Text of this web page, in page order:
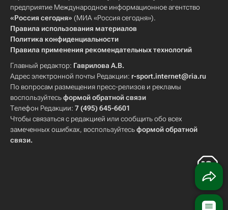
предприятие Международное информационное агентство
«Россия сегодня» (МИА «Россия сегодня»).
Правила использования материалов
Политика конфиденциальности
Правила применения рекомендательных технологий
Главный редактор: Гаврилова А.В.
Адрес электронной почты Редакции: r-sport.internet@ria.ru
По вопросам размещения пресс-релизов и рекламы
воспользуйтесьформой обратной связи
Телефон Редакции: 7 (495) 645-6601
Чтобы связаться с редакцией или сообщить обо всех
замеченных ошибках, воспользуйтесьформой обратной
связи.